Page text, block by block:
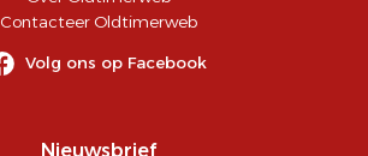
Contacteer Oldtimerweb
Volg ons op Facebook
Nieuwsbrief